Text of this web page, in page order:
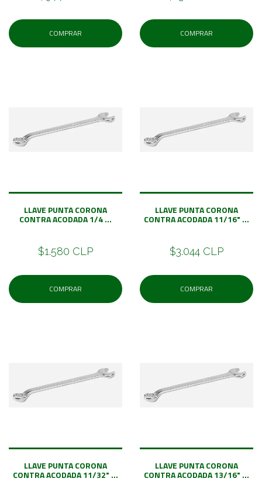
COMPRAR COMPRAR
LLAVE PUNTA CORONA
CONTRA ACODADA 1/4 ...
$1.580 CLP
COMPRAR
LLAVE PUNTA CORONA
CONTRA ACODADA 11/16" ...
$3.044 CLP
COMPRAR
LLAVE PUNTA CORONA
CONTRA ACODADA 11/32" ...
LLAVE PUNTA CORONA
CONTRA ACODADA 13/16" ...